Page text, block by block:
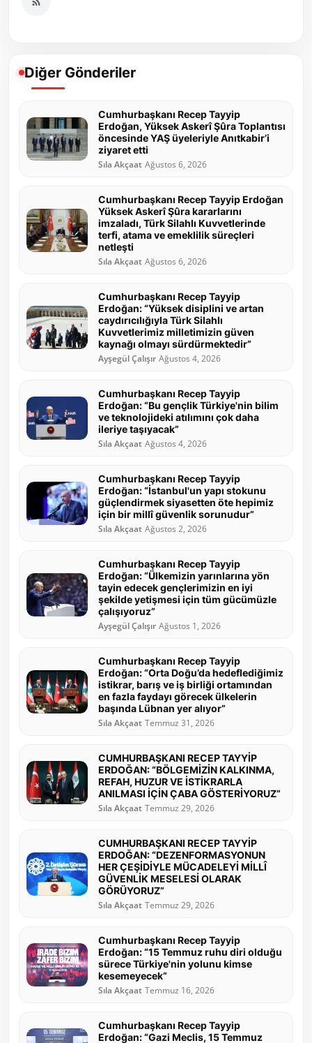
Diğer Gönderiler
Cumhurbaşkanı Recep Tayyip
Erdoğan, Yüksek Askerî Şûra Toplantısı
öncesinde YAŞ üyeleriyle Anıtkabir’i
ziyaret etti
Sıla Akçaat Ağustos 6, 2026
Cumhurbaşkanı Recep Tayyip Erdoğan
Yüksek Askerî Şûra kararlarını
imzaladı, Türk Silahlı Kuvvetlerinde
terfi, atama ve emeklilik süreçleri
netleşti
Sıla Akçaat Ağustos 6, 2026
Cumhurbaşkanı Recep Tayyip
Erdoğan: “Yüksek disiplini ve artan
caydırıcılığıyla Türk Silahlı
Kuvvetlerimiz milletimizin güven
kaynağı olmayı sürdürmektedir”
Ayşegül Çalışır Ağustos 4, 2026
Cumhurbaşkanı Recep Tayyip
Erdoğan: “Bu gençlik Türkiye'nin bilim
ve teknolojideki atılımını çok daha
ileriye taşıyacak”
Sıla Akçaat Ağustos 4, 2026
Cumhurbaşkanı Recep Tayyip
Erdoğan: “İstanbul'un yapı stokunu
güçlendirmek siyasetten öte hepimiz
için bir millî güvenlik sorunudur”
Sıla Akçaat Ağustos 2, 2026
Cumhurbaşkanı Recep Tayyip
Erdoğan: “Ülkemizin yarınlarına yön
tayin edecek gençlerimizin en iyi
şekilde yetişmesi için tüm gücümüzle
çalışıyoruz”
Ayşegül Çalışır Ağustos 1, 2026
Cumhurbaşkanı Recep Tayyip
Erdoğan: “Orta Doğu’da hedeflediğimiz
istikrar, barış ve iş birliği ortamından
en fazla faydayı görecek ülkelerin
başında Lübnan yer alıyor”
Sıla Akçaat Temmuz 31, 2026
CUMHURBAŞKANI RECEP TAYYİP
ERDOĞAN: “BÖLGEMİZİN KALKINMA,
REFAH, HUZUR VE İSTİKRARLA
ANILMASI İÇİN ÇABA GÖSTERİYORUZ”
Sıla Akçaat Temmuz 29, 2026
CUMHURBAŞKANI RECEP TAYYİP
ERDOĞAN: “DEZENFORMASYONUN
HER ÇEŞİDİYLE MÜCADELEYİ MİLLÎ
GÜVENLİK MESELESİ OLARAK
GÖRÜYORUZ”
Sıla Akçaat Temmuz 29, 2026
Cumhurbaşkanı Recep Tayyip
Erdoğan: “15 Temmuz ruhu diri olduğu
sürece Türkiye'nin yolunu kimse
kesemeyecek”
Sıla Akçaat Temmuz 16, 2026
Cumhurbaşkanı Recep Tayyip
Erdoğan: “Gazi Meclis, 15 Temmuz